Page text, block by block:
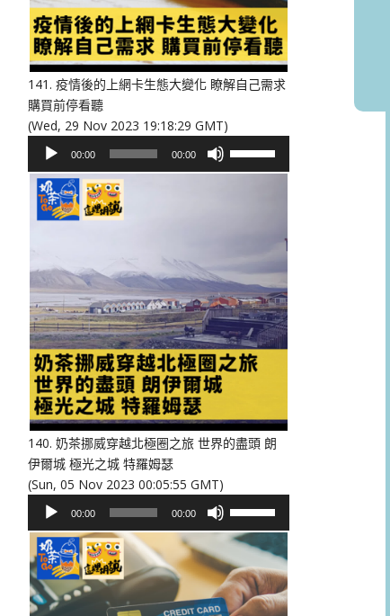
降
低
音
量。
141. 疫情後的上網卡生態大變化 瞭解自己需求
購買前停看聽
(Wed, 29 Nov 2023 19:18:29 GMT)
播
放
00:00 00:00
以
提
高
或
降
量。
140. 奶茶挪威穿越北極圈之旅 世界的盡頭 朗
伊爾城 極光之城 特羅姆瑟
(Sun, 05 Nov 2023 00:05:55 GMT)
播
放
器
00:00 00:00
向
上/
向
下